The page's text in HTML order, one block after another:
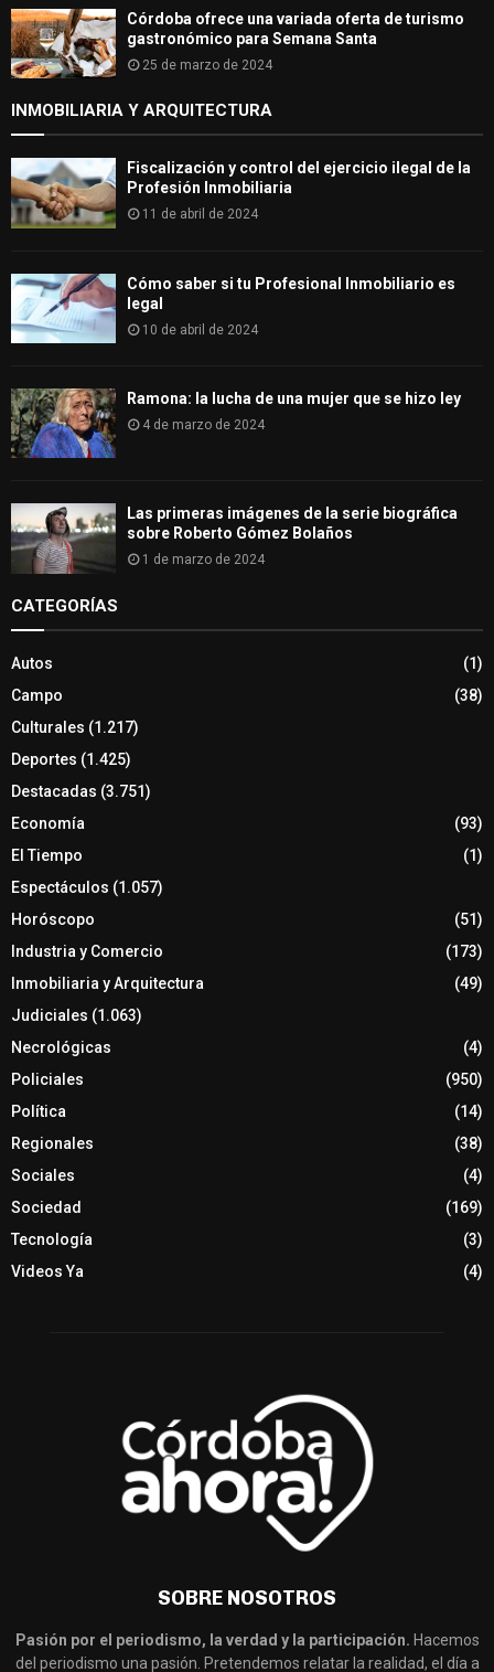
Córdoba ofrece una variada oferta de turismo
gastronómico para Semana Santa
25 de marzo de 2024
INMOBILIARIA Y ARQUITECTURA
Fiscalización y control del ejercicio ilegal de la
Profesión Inmobiliaria
11 de abril de 2024
Cómo saber si tu Profesional Inmobiliario es
legal
10 de abril de 2024
Ramona: la lucha de una mujer que se hizo ley
4 de marzo de 2024
Las primeras imágenes de la serie biográfica
sobre Roberto Gómez Bolaños
1 de marzo de 2024
CATEGORÍAS
Autos
(1)
Campo
(38)
Culturales (1.217)
Deportes (1.425)
Destacadas (3.751)
Economía
(93)
El Tiempo
(1)
Espectáculos (1.057)
Horóscopo
(51)
Industria y Comercio
(173)
Inmobiliaria y Arquitectura
(49)
Judiciales (1.063)
Necrológicas
(4)
Policiales
(950)
Política
(14)
Regionales
(38)
Sociales
(4)
Sociedad
(169)
Tecnología
(3)
Videos Ya
(4)
SOBRE NOSOTROS
Pasión por el periodismo, la verdad y la participación. Hacemos
del periodismo una pasión. Pretendemos relatar la realidad, el día a